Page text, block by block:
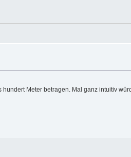
Meter betragen. Mal ganz intuitiv